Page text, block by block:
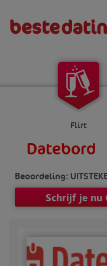
Flirt
Datebord
Beoordeling:
Schrijf je nu